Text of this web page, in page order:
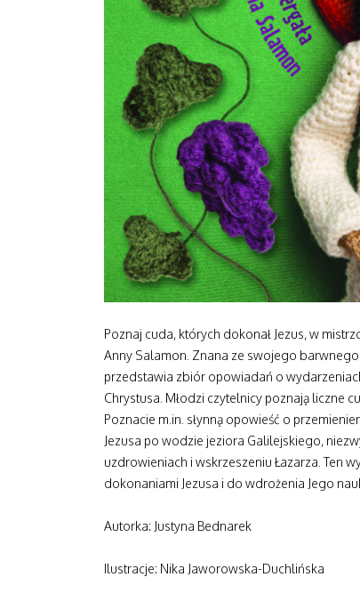
Poznaj cuda, których dokonał Jezus, w
Anny Salamon. Znana ze swojego
przedstawia zbiór opowiadań o
Chrystusa. Młodzi czytelnicy poznają liczne
Poznacie m.in. słynną opowieść o
Jezusa po wodzie jeziora Galilejskiego,
uzdrowieniach i wskrzeszeniu Łazarza. Ten
dokonaniami Jezusa i do wdrożenia Jego
Autorka: Justyna Bednarek
Ilustracje: Nika Jaworowska-Duchlińska